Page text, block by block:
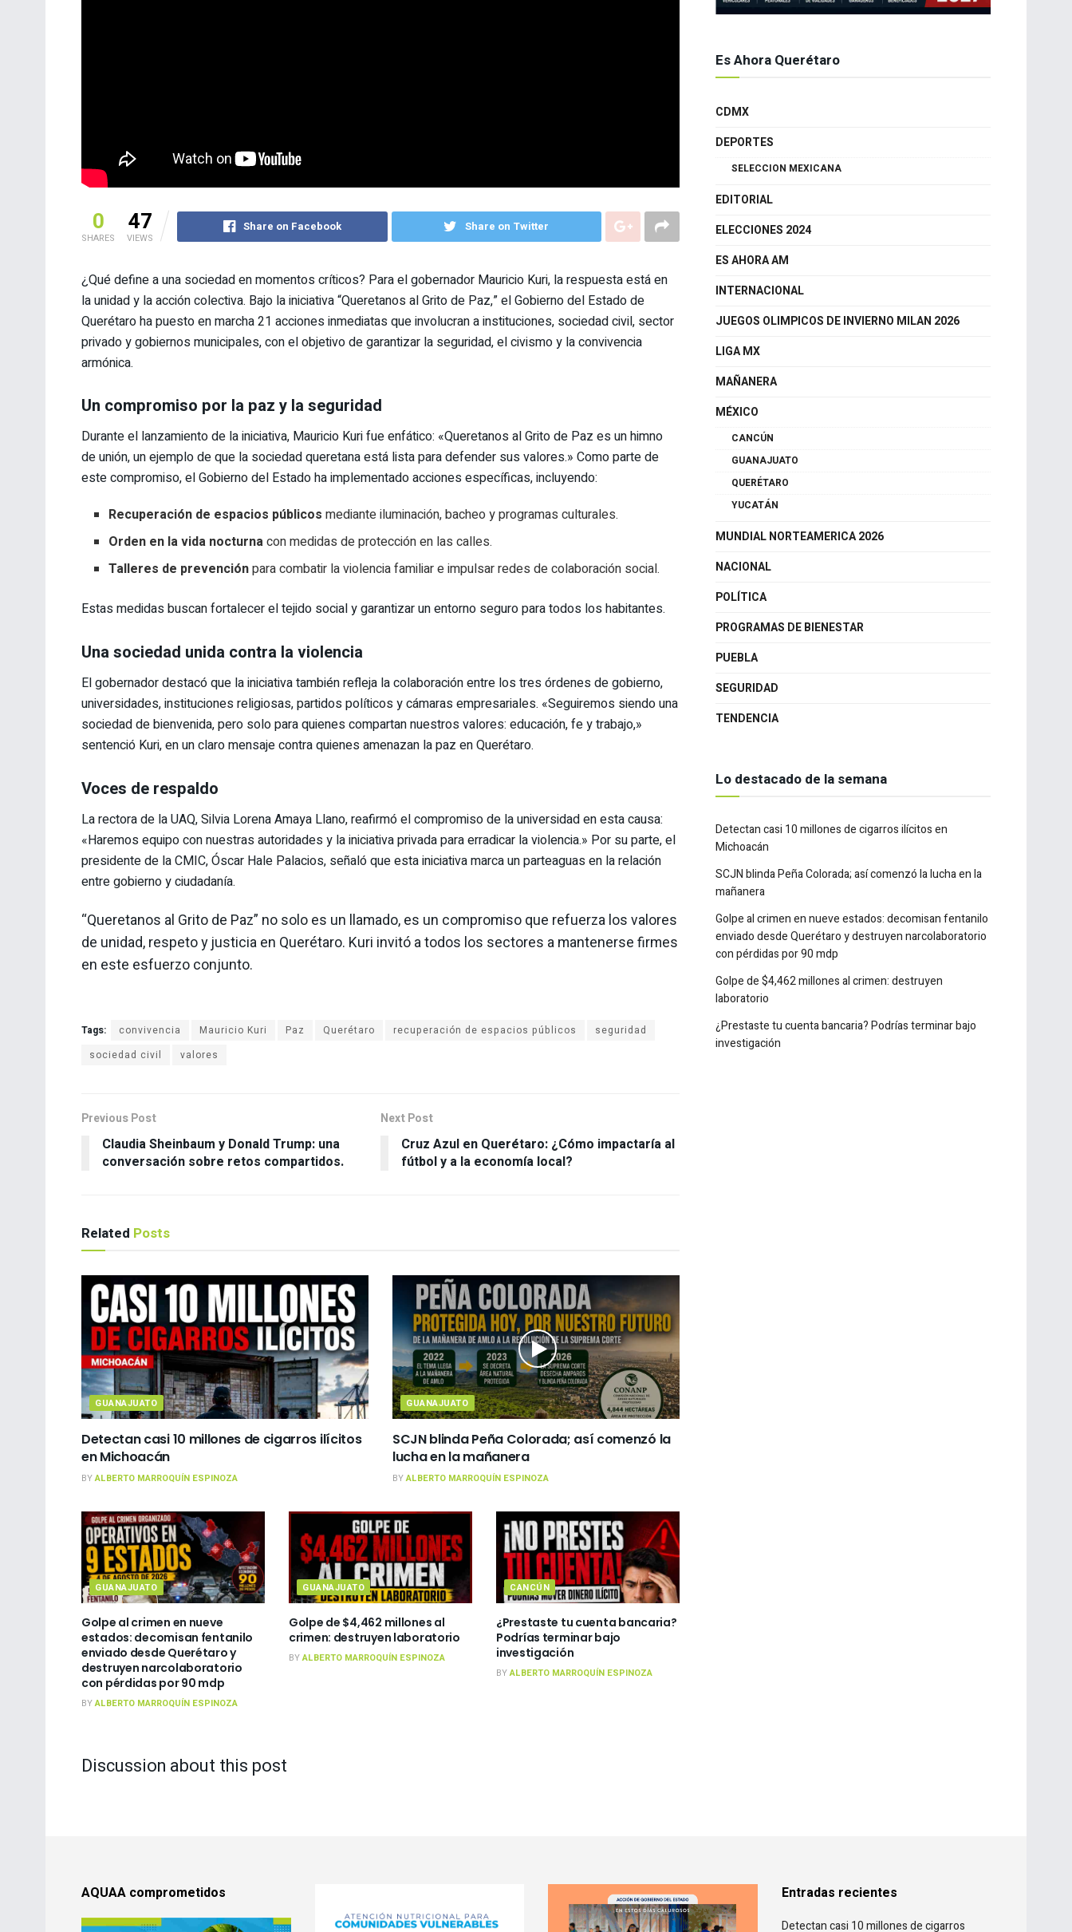
0
SHARES
47
VIEWS
Share on Facebook Share on Twitter
¿Qué define a una sociedad en momentos críticos? Para el gobernador Mauricio Kuri, la respuesta está en
la unidad y la acción colectiva. Bajo la iniciativa “Queretanos al Grito de Paz,” el Gobierno del Estado de
Querétaro ha puesto en marcha 21 acciones inmediatas que involucran a instituciones, sociedad civil, sector
privado y gobiernos municipales, con el objetivo de garantizar la seguridad, el civismo y la convivencia
armónica.
Un compromiso por la paz y la seguridad
Durante el lanzamiento de la iniciativa, Mauricio Kuri fue enfático: «Queretanos al Grito de Paz es un himno
de unión, un ejemplo de que la sociedad queretana está lista para defender sus valores.» Como parte de
este compromiso, el Gobierno del Estado ha implementado acciones específicas, incluyendo:
Recuperación de espacios públicos mediante iluminación, bacheo y programas culturales.
Orden en la vida nocturnacon medidas de protección en las calles.
Talleres de prevenciónpara combatir la violencia familiar e impulsar redes de colaboración social.
Estas medidas buscan fortalecer el tejido social y garantizar un entorno seguro para todos los habitantes.
Una sociedad unida contra la violencia
El gobernador destacó que la iniciativa también refleja la colaboración entre los tres órdenes de gobierno,
universidades, instituciones religiosas, partidos políticos y cámaras empresariales. «Seguiremos siendo una
sociedad de bienvenida, pero solo para quienes compartan nuestros valores: educación, fe y trabajo,»
sentenció Kuri, en un claro mensaje contra quienes amenazan la paz en Querétaro.
Voces de respaldo
La rectora de la UAQ, Silvia Lorena Amaya Llano, reafirmó el compromiso de la universidad en esta causa:
«Haremos equipo con nuestras autoridades y la iniciativa privada para erradicar la violencia.» Por su parte, el
presidente de la CMIC, Óscar Hale Palacios, señaló que esta iniciativa marca un parteaguas en la relación
entre gobierno y ciudadanía.
“Queretanos al Grito de Paz” no solo es un llamado, es un compromiso que refuerza los valores
de unidad, respeto y justicia en Querétaro. Kuri invitó a todos los sectores a mantenerse firmes
en este esfuerzo conjunto.
Tags: convivencia Mauricio Kuri Paz Querétaro recuperación de espacios públicos
seguridad
sociedad civil
valores
Previous Post
Claudia Sheinbaum y Donald Trump: una
conversación sobre retos compartidos.
Next Post
Cruz Azul en Querétaro: ¿Cómo impactaría al
fútbol y a la economía local?
Related Posts
GUANAJUATO
Detectan casi 10 millones de cigarros ilícitos
en Michoacán
BYALBERTO MARROQUÍN ESPINOZA
GUANAJUATO
SCJN blinda Peña Colorada; así comenzó la
lucha en la mañanera
BYALBERTO MARROQUÍN ESPINOZA
GUANAJUATO
Golpe al crimen en nueve
estados: decomisan fentanilo
enviado desde Querétaro y
destruyen narcolaboratorio
con pérdidas por 90 mdp
BYALBERTO MARROQUÍN ESPINOZA
GUANAJUATO
Golpe de $4,462 millones al
crimen: destruyen laboratorio
BYALBERTO MARROQUÍN ESPINOZA
CANCÚN
¿Prestaste tu cuenta bancaria?
Podrías terminar bajo
investigación
BYALBERTO MARROQUÍN ESPINOZA
Discussion about this post
Es Ahora Querétaro
CDMX
DEPORTES
SELECCION MEXICANA
EDITORIAL
ELECCIONES 2024
ES AHORA AM
INTERNACIONAL
JUEGOS OLIMPICOS DE INVIERNO MILAN 2026
LIGA MX
MAÑANERA
MÉXICO
QUERÉTARO
YUCATÁN
MUNDIAL NORTEAMERICA 2026
NACIONAL
POLÍTICA
PROGRAMAS DE BIENESTAR
PUEBLA
TENDENCIA
Lo destacado de la semana
Detectan casi 10 millones de cigarros ilícitos en
SCJN blinda Peña Colorada; así comenzó la lucha en la
mañanera
Golpe al crimen en nueve estados: decomisan fentanilo
enviado desde Querétaro y destruyen narcolaboratorio
Golpe de $4,462 millones al crimen: destruyen
laboratorio
AQUAA comprometidos Entradas recientes
Detectan casi 10 millones de cigarros